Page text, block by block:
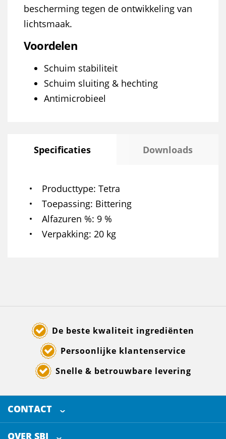
bescherming tegen de ontwikkeling van
lichtsmaak.
Voordelen
Schuim stabiliteit
Schuim sluiting & hechting
Antimicrobieel
Specificaties Downloads
Producttype Tetra
Toepassing Bittering
Alfazuren % 9 %
Verpakking 20 kg
De beste kwaliteit ingrediënten
Persoonlijke klantenservice
Snelle & betrouwbare levering
CONTACT
SELECTED BREWING INGREDIENTS
Doornhoek 3880
OVER SBI